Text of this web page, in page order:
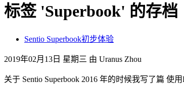
标签 'Superbook' 的存档
Sentio Superbook初步体验
2019年02月13日 星期三 由 Uranus Zhou
关于 Sentio Superbook 2016 年的时候我写了篇 使